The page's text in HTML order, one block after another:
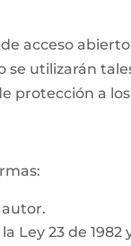
acceso
utilizarán
protección a
autor.
Ley 23 de 1982